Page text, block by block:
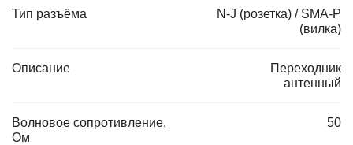
Тип разъёма
N-J (розетка) / SMA-P
(вилка)
Описание
Переходник
антенный
Волновое сопротивление,
Ом
50